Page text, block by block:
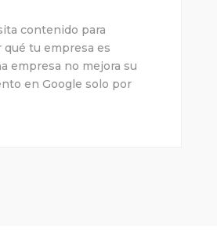
contenido para
tu empresa es
empresa no mejora su
en Google solo por